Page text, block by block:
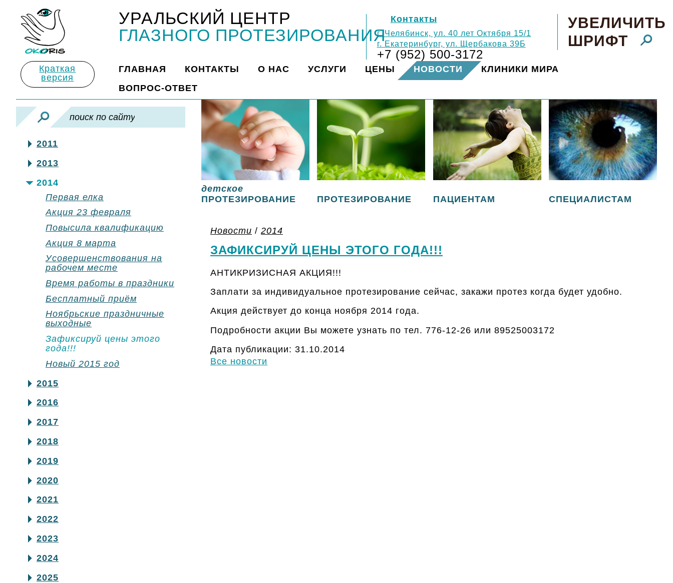
УРАЛЬСКИЙ ЦЕНТР
ГЛАЗНОГО ПРОТЕЗИРОВАНИЯ
Контакты
г. Челябинск, ул. 40 лет Октября 15/1
г. Екатеринбург, ул. Щербакова 39Б
+7 (952) 500-3172
УВЕЛИЧИТЬ
ШРИФТ
Краткая
версия
ГЛАВНАЯ КОНТАКТЫ О НАС УСЛУГИ ЦЕНЫ НОВОСТИ
КЛИНИКИ МИРА
ВОПРОС-ОТВЕТ
детское
ПРОТЕЗИРОВАНИЕ
ПРОТЕЗИРОВАНИЕ ПАЦИЕНТАМ СПЕЦИАЛИСТАМ
2011
2013
2014
Первая елка
Акция 23 февраля
Повысила квалификацию
Акция 8 марта
Усовершенствования на
рабочем месте
Время работы в праздники
Бесплатный приём
Ноябрьские праздничные
выходные
Зафиксируй цены этого
года!!!
Новый 2015 год
2015
2016
2017
2018
2019
2020
2021
2022
2023
2024
2025
Новости / 2014
ЗАФИКСИРУЙ ЦЕНЫ ЭТОГО ГОДА!!!
АНТИКРИЗИСНАЯ АКЦИЯ!!!
Заплати за индивидуальное протезирование сейчас, закажи протез когда будет удобно.
Акция действует до конца ноября 2014 года.
Подробности акции Вы можете узнать по тел. 776-12-26 или 89525003172
Дата публикации: 31.10.2014
Все новости